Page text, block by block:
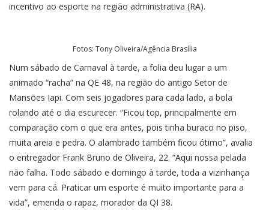
incentivo ao esporte na região administrativa (RA).
Fotos: Tony Oliveira/Agência Brasília
Num sábado de Carnaval à tarde, a folia deu lugar a um
animado “racha” na QE 48, na região do antigo Setor de
Mansões Iapi. Com seis jogadores para cada lado, a bola
rolando até o dia escurecer. “Ficou top, principalmente em
comparação com o que era antes, pois tinha buraco no piso,
muita areia e pedra. O alambrado também ficou ótimo”, avalia
o entregador Frank Bruno de Oliveira, 22. “Aqui nossa pelada
não falha. Todo sábado e domingo à tarde, toda a vizinhança
vem para cá. Praticar um esporte é muito importante para a
vida”, emenda o rapaz, morador da QI 38.